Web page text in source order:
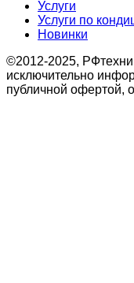
Услуги
Услуги по
Новинки
©2012-2025,
исключительно
публичной офертой,